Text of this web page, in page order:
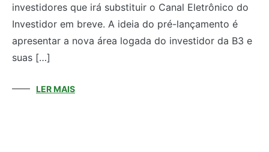
investidores que irá substituir o Canal Eletrônico do
Investidor em breve. A ideia do pré-lançamento é
apresentar a nova área logada do investidor da B3 e
suas […]
LER MAIS